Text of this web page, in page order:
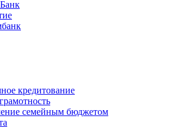
кредитование
семейным бюджетом